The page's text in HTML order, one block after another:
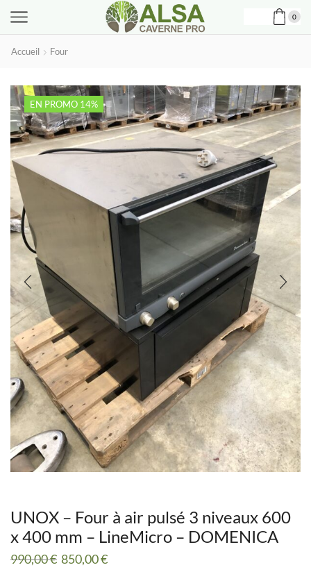
0
Accueil Four
EN PROMO 14%
UNOX – Four à air pulsé 3 niveaux 600
x 400 mm – LineMicro – DOMENICA
990,00€ Le
850,00€Le